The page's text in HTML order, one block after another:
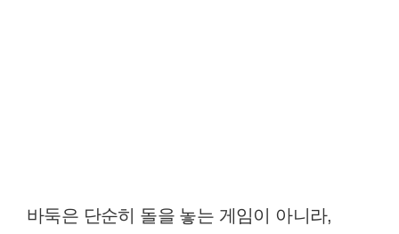
바둑은 단순히 돌을 놓는 게임이 아니라,